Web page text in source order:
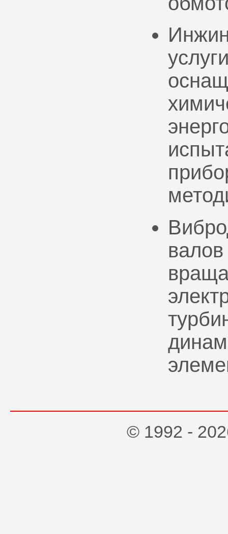
© 1992 -